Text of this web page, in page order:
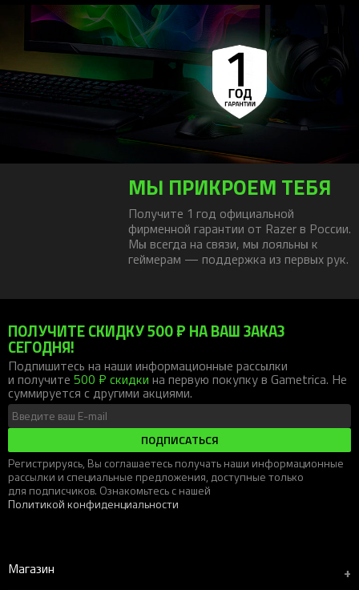
МЫ ПРИКРОЕМ ТЕБЯ
Получите 1 год официальной
фирменной гарантии от Razer в России.
Мы всегда на связи, мы лояльны к
геймерам — поддержка из первых рук.
ПОЛУЧИТЕ СКИДКУ 500 ₽ НА ВАШ ЗАКАЗ
СЕГОДНЯ!
Подпишитесь на наши информационные рассылки
и получите 500 ₽ скидки на первую покупку в Gametrica. Не
суммируется с другими акциями.
ПОДПИСАТЬСЯ
Регистрируясь, Вы соглашаетесь получать наши информационные
рассылки и специальные предложения, доступные только
для подписчиков. Ознакомьтесь с нашей
Политикой конфиденциальности
Магазин +